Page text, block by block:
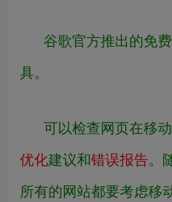
谷歌官方推出的免
具。
可以检查网页在移
优化建议和错误报告。
所有的网站都要考虑移